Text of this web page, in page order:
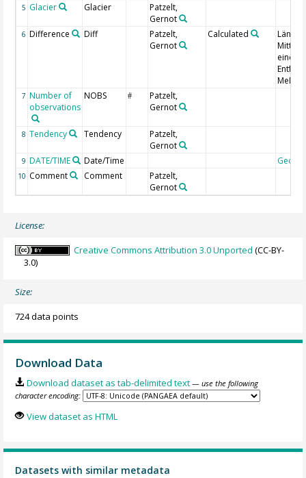
5 Glacier Glacier
Patzelt,
Gernot
6 Difference Diff
Patzelt,
Gernot
Calculated
Mittel
7 Number of
observations
NOBS #
Patzelt,
Gernot
8 Tendency Tendency
Patzelt,
Gernot
9 DATE/TIME Date/Time
10 Comment Comment
Patzelt,
Gernot
License:
Creative Commons Attribution 3.0 Unported (CC-BY-
3.0)
Size:
724 data points
Download Data
Download dataset as tab-delimited text — use the following
character encoding:
View dataset as HTML
Datasets with similar metadata